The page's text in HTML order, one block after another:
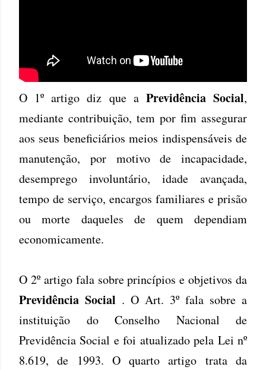
O 1º artigo diz que a Previdência Social,
mediante contribuição, tem por fim assegurar
aos seus beneficiários meios indispensáveis de
manutenção, por motivo de incapacidade,
desemprego involuntário, idade avançada,
tempo de serviço, encargos familiares e prisão
ou morte daqueles de quem dependiam
economicamente.
O 2º artigo fala sobre princípios e objetivos da
Previdência Social . O Art. 3º fala sobre a
instituição do Conselho Nacional de
Previdência Social e foi atualizado pela Lei nº
8.619, de 1993. O quarto artigo trata da